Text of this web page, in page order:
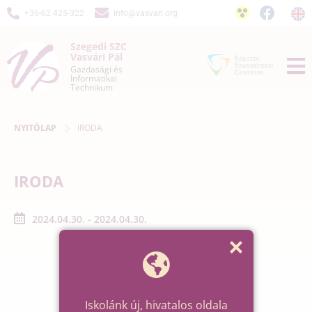
+36-62 425-322 info@vasvari.org
Szegedi SZC
Vasvári Pál
Gazdasági és
Informatikai
Technikum
NYITÓLAP IRODA
IRODA
2024.04.30. - 2024.04.30.
Iskolánk új, hivatalos oldala